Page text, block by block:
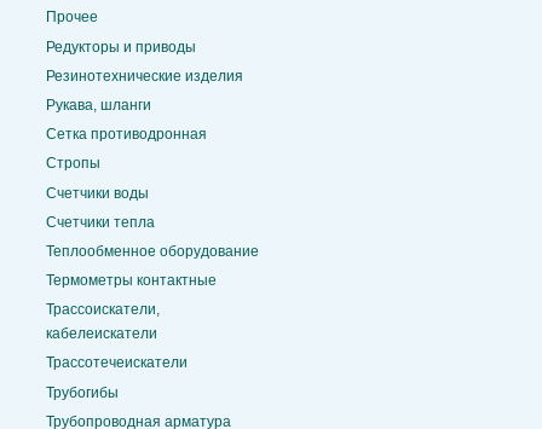
Прочее
Редукторы и приводы
Резинотехнические изделия
Рукава, шланги
Сетка противодронная
Стропы
Счетчики воды
Счетчики тепла
Теплообменное оборудование
Термометры контактные
Трассоискатели,
кабелеискатели
Трассотечеискатели
Трубогибы
Трубопроводная арматура